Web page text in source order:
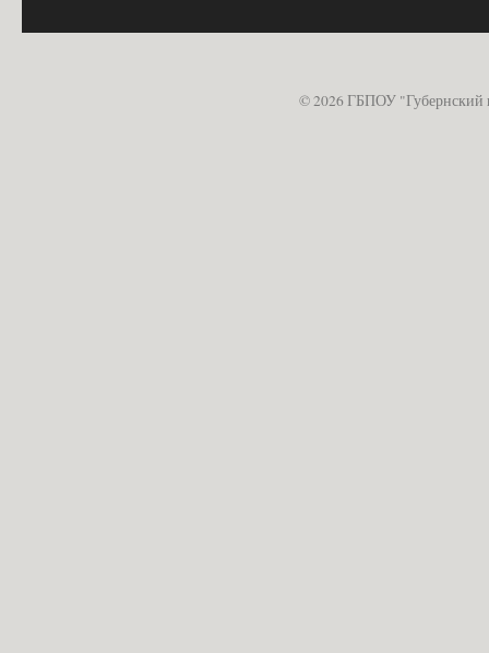
© 2026 ГБПОУ "Губернский